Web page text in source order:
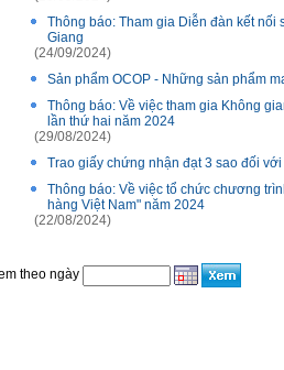
Thông báo: Tham gia Diễn đàn kết nối
Giang
(24/09/2024)
Sản phẩm OCOP - Những sản phẩm
Thông báo: Về việc tham gia Không
lần thứ hai năm 2024
(29/08/2024)
Trao giấy chứng nhận đạt 3 sao đối
Thông báo: Về việc tổ chức chương
hàng Việt Nam" năm 2024
(22/08/2024)
theo ngày